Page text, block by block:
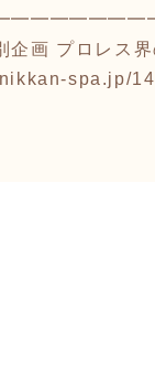
企画 プロレス
spa.jp/